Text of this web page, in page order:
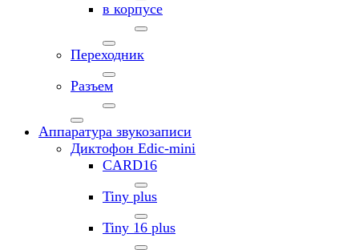
в корпусе
Переходник
Разъем
Аппаратура звукозаписи
Диктофон Edic-mini
CARD16
Tiny plus
Tiny 16 plus